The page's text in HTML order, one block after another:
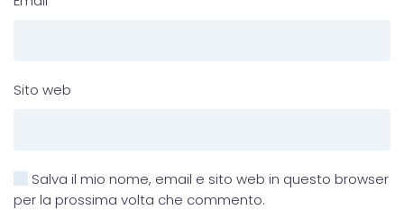
Sito web
Salva il mio nome, email e sito web in questo browser
per la prossima volta che commento.